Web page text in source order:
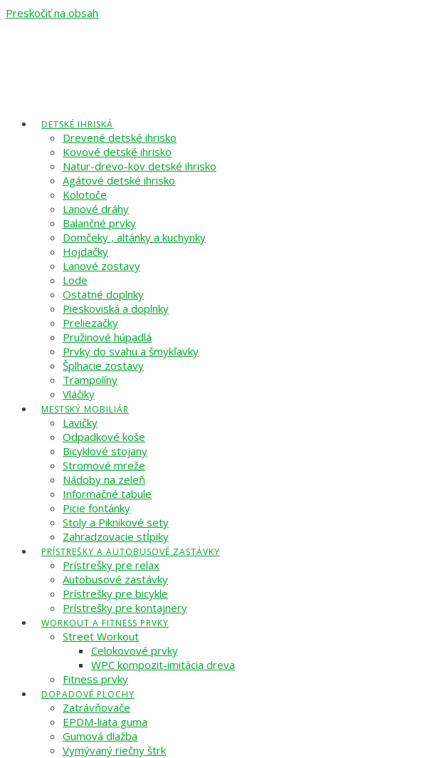
Preskočiť na obsah
DETSKÉ IHRISKÁ
Drevené detské ihrisko
Kovové detské ihrisko
Natur-drevo-kov detské ihrisko
Agátové detské ihrisko
Kolotoče
Lanové dráhy
Balančné prvky
Domčeky , altánky a kuchynky
Hojdačky
Lanové zostavy
Lode
Ostatné doplnky
Pieskoviská a doplnky
Preliezačky
Pružinové húpadlá
Prvky do svahu a šmykľavky
Šplhacie zostavy
Trampolíny
Vláčiky
MESTSKÝ MOBILIÁR
Lavičky
Odpadkové koše
Bicyklové stojany
Stromové mreže
Nádoby na zeleň
Informačné tabule
Picie fontánky
Stoly a Piknikové sety
Zahradzovacie stĺpiky
PRÍSTREŠKY A AUTOBUSOVÉ ZASTÁVKY
Prístrešky pre relax
Autobusové zastávky
Prístrešky pre bicykle
Prístrešky pre kontajnery
WORKOUT A FITNESS PRVKY
Street Workout
Celokovové prvky
WPC kompozit-imitácia dreva
Fitness prvky
DOPADOVÉ PLOCHY
Zatrávňovače
EPDM-liata guma
Gumová dlažba
Vymývaný riečny štrk